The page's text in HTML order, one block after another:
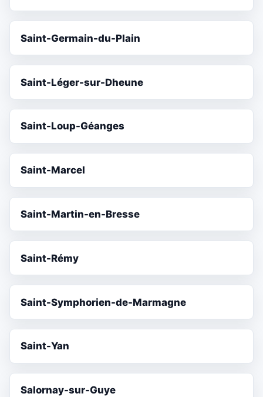
Saint-Germain-du-Plain
Saint-Léger-sur-Dheune
Saint-Loup-Géanges
Saint-Marcel
Saint-Martin-en-Bresse
Saint-Rémy
Saint-Symphorien-de-Marmagne
Saint-Yan
Salornay-sur-Guye